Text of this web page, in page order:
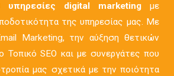
υπηρεσίες digital marketing με
της υπηρεσίας μας. Με
Marketing, την αύξηση θετικών
Τοπικό SEO και με συνεργάτες που
μας σχετικά με την ποιότητα